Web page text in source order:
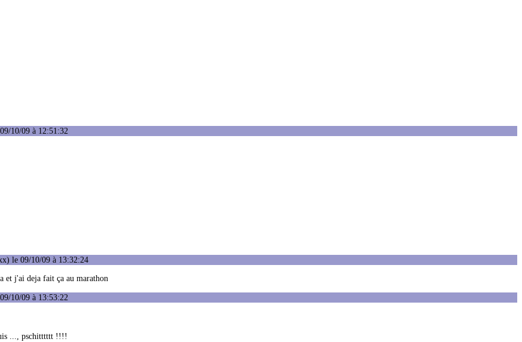
10/09 à 12:51:32
le 09/10/09 à 13:32:24
et j'ai deja fait ça au marathon
10/09 à 13:53:22
..., pschitttttt !!!!